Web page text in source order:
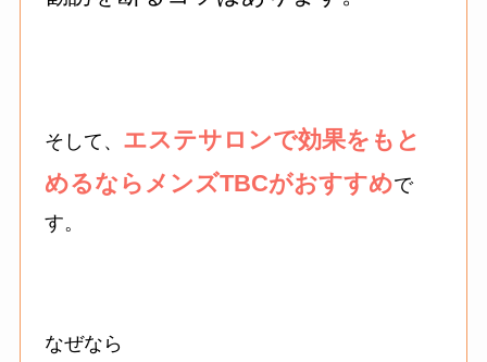
そして、 エステサロンで効果をもと
めるならメンズTBCがおすすめで
す。
なぜなら